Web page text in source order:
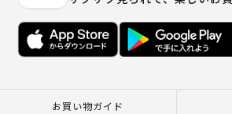
お買い物ガイド